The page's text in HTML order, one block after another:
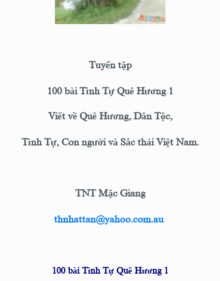
Tuyển tập
100 bài Tình Tự Quê Hương 1
Viết về Quê Hương, Dân Tộc,
Tình Tự, Con người và Sắc thái Việt Nam.
TNT Mặc Giang
thnhattan@yahoo.com.au
100 bài Tình Tự Quê Hương 1